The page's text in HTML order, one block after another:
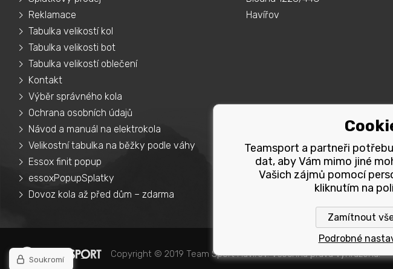
Reklamace
Tabulka velikostí kol
Tabulka velikosti bot
Tabulka velikostí oblečení
Kontakt
Výběr správného kola
Ochrana osobních údajů
Návod a manuál na elektrokola
Velikostní tabulka na běžky podle váhy
Essox finit popup
essoxPopupSplatky
Dovoz kola až před dům – zdarma
Havířov
Copyright © 2019 Team Sport Havířov. Všechna pravá vyhrazena.
Teamsport a partneři
dat, aby Vám mimo jiné
Vašich zájmů pomocí
kliknutím na
Zamítnout
Podrobné
Soukromí